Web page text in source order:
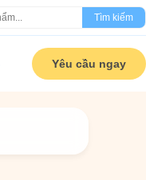
Tìm kiếm
Yêu cầu ngay